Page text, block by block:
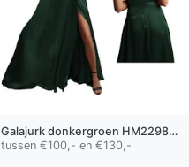
Galajurk donkergroen HM2298-A
tussen €100,- en €130,-